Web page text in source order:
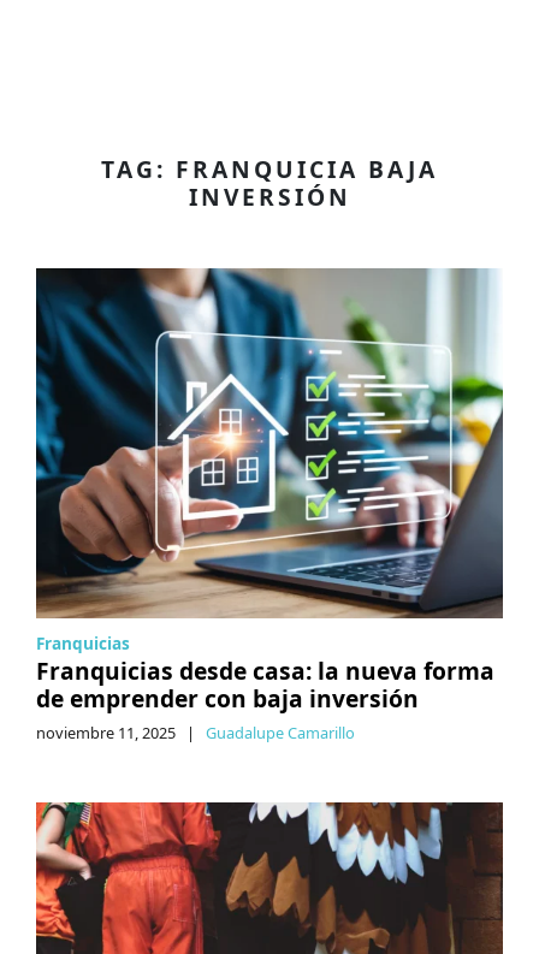
TAG: FRANQUICIA BAJA
INVERSIÓN
Franquicias
Franquicias desde casa: la nueva forma
de emprender con baja inversión
noviembre 11, 2025 | Guadalupe Camarillo